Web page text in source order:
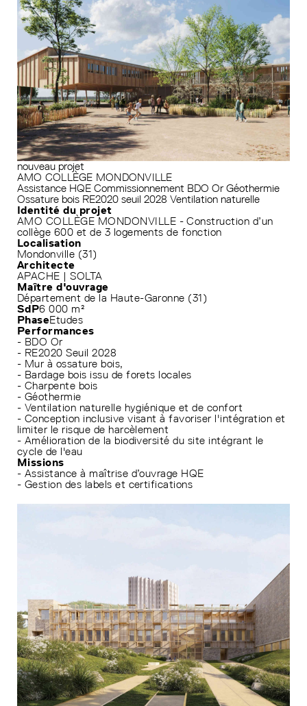
nouveau projet
AMO COLLÈGE MONDONVILLE
Assistance HQE Commissionnement BDO Or Géothermie
Ossature bois RE2020 seuil 2028 Ventilation naturelle
Identité du projet
AMO COLLÈGE MONDONVILLE - Construction d’un
collège 600 et de 3 logements de fonction
Localisation
Mondonville (31)
Architecte
APACHE | SOLTA
Maître d'ouvrage
Département de la Haute-Garonne (31)
SdP6 000 m²
PhaseEtudes
Performances
- BDO Or
- RE2020 Seuil 2028
- Mur à ossature bois,
- Bardage bois issu de forets locales
- Charpente bois
- Géothermie
- Ventilation naturelle hygiénique et de confort
- Conception inclusive visant à favoriser l'intégration et
limiter le risque de harcèlement
- Amélioration de la biodiversité du site intégrant le
cycle de l'eau
Missions
- Assistance à maîtrise d’ouvrage HQE
- Gestion des labels et certifications